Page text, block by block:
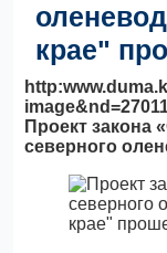
крае"
Проект закона
северного